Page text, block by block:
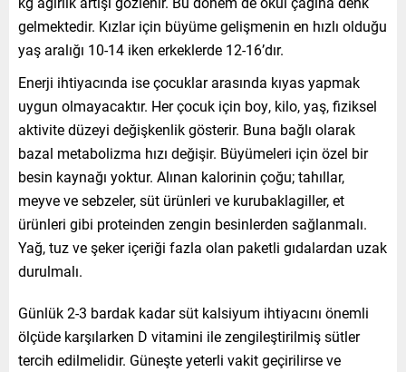
gelmektedir. Kızlar için büyüme gelişmenin en hızlı olduğu
yaş aralığı 10-14 iken erkeklerde 12-16’dır.
Enerji ihtiyacında ise çocuklar arasında kıyas yapmak
uygun olmayacaktır. Her çocuk için boy, kilo, yaş, fiziksel
aktivite düzeyi değişkenlik gösterir. Buna bağlı olarak
bazal metabolizma hızı değişir. Büyümeleri için özel bir
besin kaynağı yoktur. Alınan kalorinin çoğu; tahıllar,
meyve ve sebzeler, süt ürünleri ve kurubaklagiller, et
ürünleri gibi proteinden zengin besinlerden sağlanmalı.
Yağ, tuz ve şeker içeriği fazla olan paketli gıdalardan uzak
durulmalı.
Günlük 2-3 bardak kadar süt kalsiyum ihtiyacını önemli
ölçüde karşılarken D vitamini ile zengileştirilmiş sütler
tercih edilmelidir. Güneşte yeterli vakit geçirilirse ve